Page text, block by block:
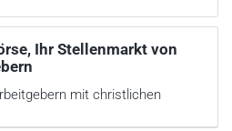
Ihr Stellenmarkt von